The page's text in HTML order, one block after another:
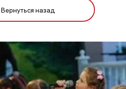
Вернуться назад